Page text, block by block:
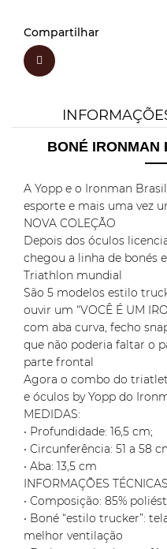
Compartilhar
BONÉ IRONMAN
A Yopp e o Ironman
esporte e mais uma vez
NOVA COLEÇÃO
Depois dos óculos
chegou a linha de bonés
Triathlon mundial
São 5 modelos estilo
ouvir um “VOCÊ É UM
com aba curva, fecho
que não poderia faltar o
parte frontal
Agora o combo do
e óculos by Yopp do
MEDIDAS:
• Profundidade: 16,5 cm;
• Circunferência: 51 a 58
• Aba: 13,5 cm
INFORMAÇÕES
• Composição: 85%
• Boné “estilo trucker”:
melhor ventilação